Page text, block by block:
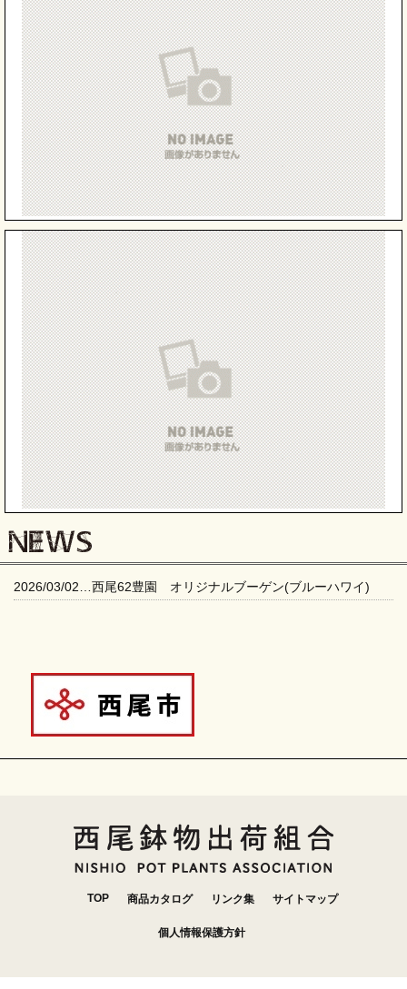
2026/03/02…西尾62豊園 オリジナルブーゲン(ブルーハワイ)
TOP 商品カタログ リンク集 サイトマップ
個人情報保護方針